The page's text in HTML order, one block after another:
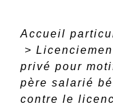
Accueil
>
privé pour
père salarié
contre le